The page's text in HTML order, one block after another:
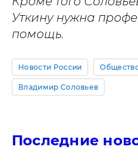
Уткину нужна
помощь.
Новости России
Владимир Соловьев
Последние